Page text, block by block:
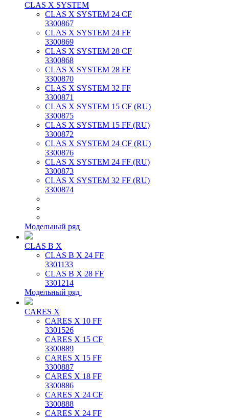
CLAS X SYSTEM
CLAS X SYSTEM 24 CF
3300867
CLAS X SYSTEM 24 FF
3300869
CLAS X SYSTEM 28 CF
3300868
CLAS X SYSTEM 28 FF
3300870
CLAS X SYSTEM 32 FF
3300871
CLAS X SYSTEM 15 CF (RU)
3300875
CLAS X SYSTEM 15 FF (RU)
3300872
CLAS X SYSTEM 24 CF (RU)
3300876
CLAS X SYSTEM 24 FF (RU)
3300873
CLAS X SYSTEM 32 FF (RU)
3300874
Модельный ряд
CLAS B X
CLAS B X 24 FF
3301133
CLAS B X 28 FF
3301214
Модельный ряд
CARES X
CARES X 10 FF
3301526
CARES X 15 CF
3300889
CARES X 15 FF
3300887
CARES X 18 FF
3300886
CARES X 24 CF
3300888
CARES X 24 FF